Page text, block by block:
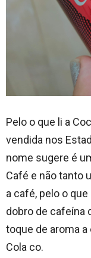
Pelo o que li a
vendida nos
nome sugere é
Café e não tanto
a café, pelo o
dobro de cafeína
toque de aroma
Cola co.